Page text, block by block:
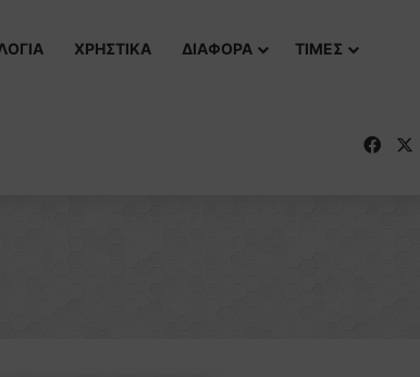
ΧΡΗΣΤΙΚΑ ΔΙΑΦΟΡΑ ΤΙΜΕΣ